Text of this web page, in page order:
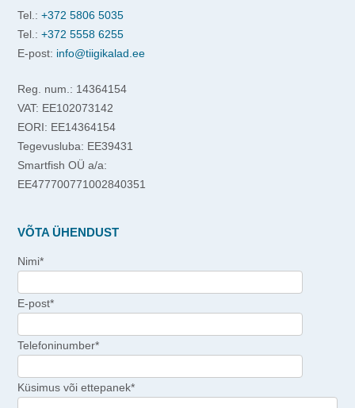
Tel.: +372 5806 5035
Tel.: +372 5558 6255
E-post: info@tiigikalad.ee
Reg. num.: 14364154
VAT: EE102073142
EORI: EE14364154
Tegevusluba: EE39431
Smartfish OÜ a/a:
EE477700771002840351
VÕTA ÜHENDUST
Nimi*
E-post*
Telefoninumber*
Küsimus või ettepanek*